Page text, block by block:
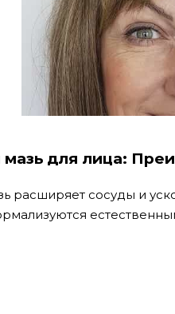
мазь для лица:
расширяет сосуды и